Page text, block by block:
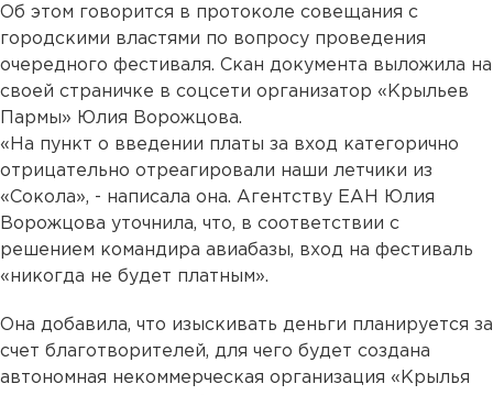
Об этом говорится в протоколе совещания с
городскими властями по вопросу проведения
очередного фестиваля. Скан документа выложила на
своей страничке в соцсети организатор «Крыльев
Пармы» Юлия Ворожцова.
«На пункт о введении платы за вход категорично
отрицательно отреагировали наши летчики из
«Сокола», - написала она. Агентству ЕАН Юлия
Ворожцова уточнила, что, в соответствии с
решением командира авиабазы, вход на фестиваль
«никогда не будет платным».
Она добавила, что изыскивать деньги планируется за
счет благотворителей, для чего будет создана
автономная некоммерческая организация «Крылья